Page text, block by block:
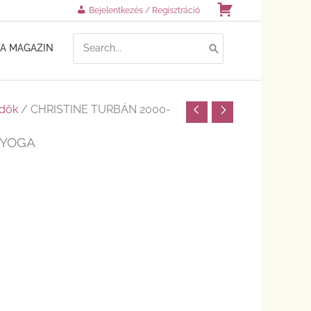
Bejelentkezés / Regisztráció
MAGAZIN
FOR:
/ CHRISTINE TURBÁN 2000-